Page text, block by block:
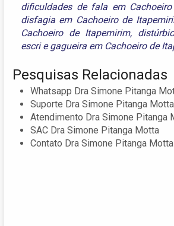
dificuldades de fala em
disfagia em Cachoeiro de
Cachoeiro de Itapemirim,
escriegagueira em Cachoeiro de
Pesquisas Relacionadas
Whatsapp Dra Simone Pitanga
Suporte Dra Simone Pitanga Motta
Atendimento Dra Simone Pitanga
SAC Dra Simone Pitanga Motta
Contato Dra Simone Pitanga Motta